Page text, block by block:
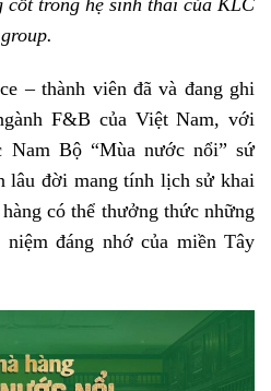
cốt trong hệ sinh thái của KLC
group.
– thành viên đã và đang ghi
F&B của Việt Nam, với
Nam Bộ “Mùa nước nổi” sứ
lâu đời mang tính lịch sử khai
có thể thưởng thức những
đáng nhớ của miền Tây